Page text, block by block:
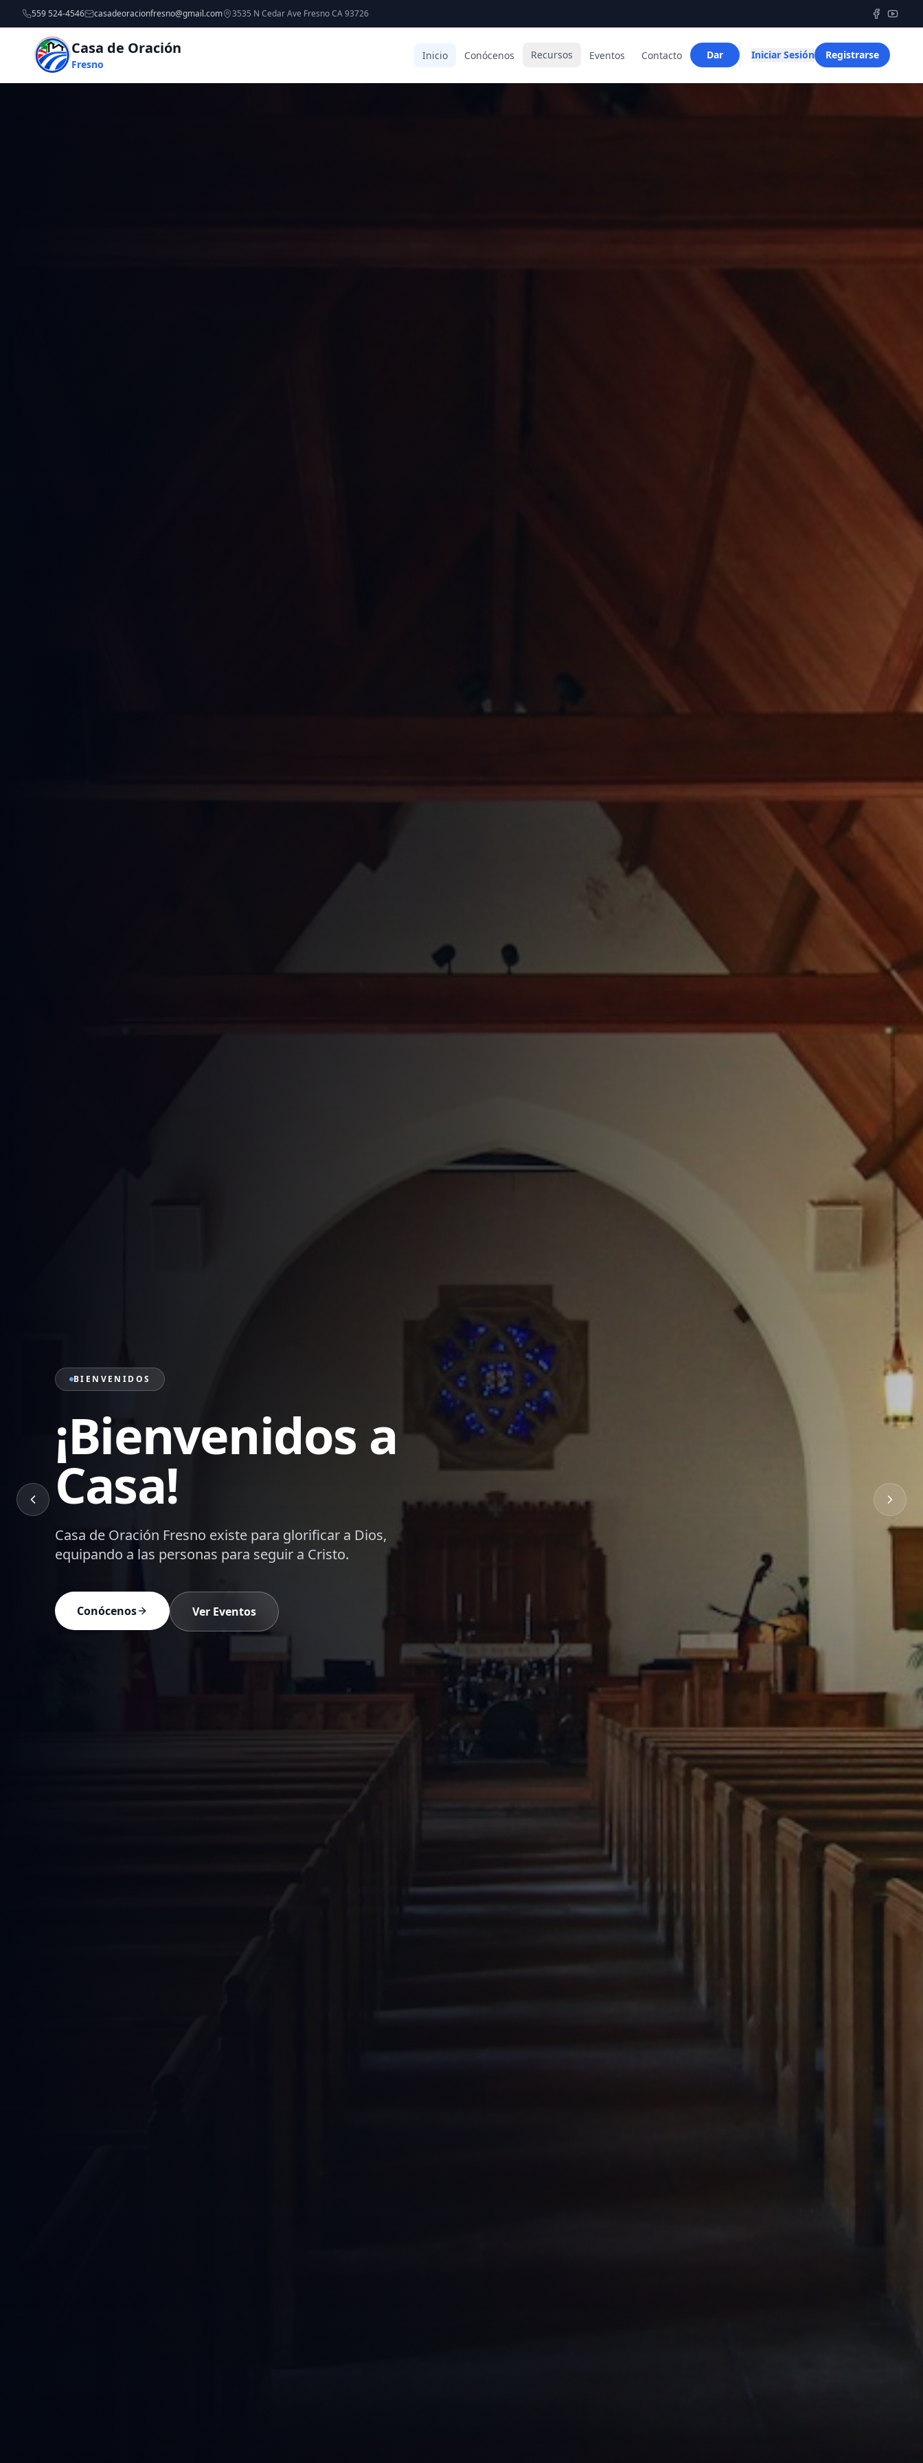
559 524-4546 casadeoracionfresno@gmail.com 3535 N Cedar Ave Fresno CA 93726
Casa de Oración
Fresno
Inicio Conócenos Recursos Eventos Contacto Dar Iniciar Sesión Registrarse
PRÉDICAS
Sana Doctrina de la
Palabra
Mensajes bíblicos que edifican, transforman y equipan a cada
creyente para vivir en Cristo.
Ver Prédicas Devocionales